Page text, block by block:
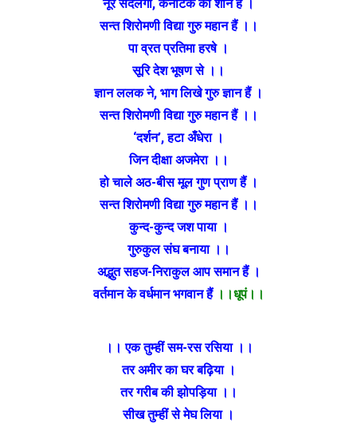
नूर सदलगा, कर्नाटक की शान हैं ।
सन्त शिरोमणी विद्या गुरु महान हैं ।।
पा व्रत प्रतिमा हरषे ।
सूरि देश भूषण से ।।
ज्ञान ललक ने, भाग लिखे गुरु ज्ञान हैं ।
सन्त शिरोमणी विद्या गुरु महान हैं ।।
‘दर्शन’, हटा अँधेरा ।
जिन दीक्षा अजमेरा ।।
हो चाले अठ-बीस मूल गुण प्राण हैं ।
सन्त शिरोमणी विद्या गुरु महान हैं ।।
कुन्द-कुन्द जश पाया ।
गुरुकुल संघ बनाया ।।
अद्भुत सहज-निराकुल आप समान हैं ।
वर्तमान के वर्धमान भगवान हैं ।।धूपं।।
।। एक तुम्हीं सम-रस रसिया ।।
तर अमीर का घर बढ़िया ।
तर गरीब की झोपड़िया ।।
सीख तुम्हीं से मेघ लिया ।